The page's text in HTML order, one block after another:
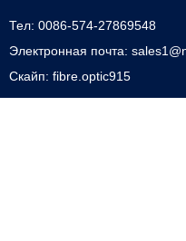
Тел: 0086-574-27869548
Электронная почта:
Скайп: fibre.optic915